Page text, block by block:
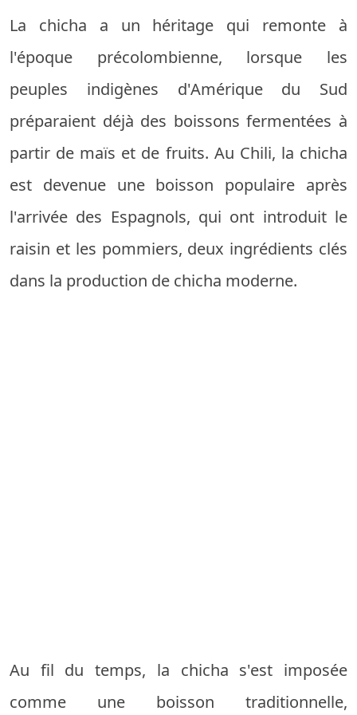
La chicha a un héritage qui remonte à
l'époque précolombienne, lorsque les
peuples indigènes d'Amérique du Sud
préparaient déjà des boissons fermentées à
partir de maïs et de fruits. Au Chili, la chicha
est devenue une boisson populaire après
l'arrivée des Espagnols, qui ont introduit le
raisin et les pommiers, deux ingrédients clés
dans la production de chicha moderne.
Au fil du temps, la chicha s'est imposée
comme une boisson traditionnelle,